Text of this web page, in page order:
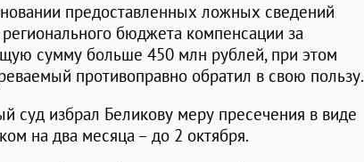
предоставленных ложных сведений
бюджета компенсации за
сумму больше 450 млн рублей, при этом
противоправно обратил в свою пользу.
суд избрал Беликову меру пресечения в виде
на два месяца – до 2 октября.